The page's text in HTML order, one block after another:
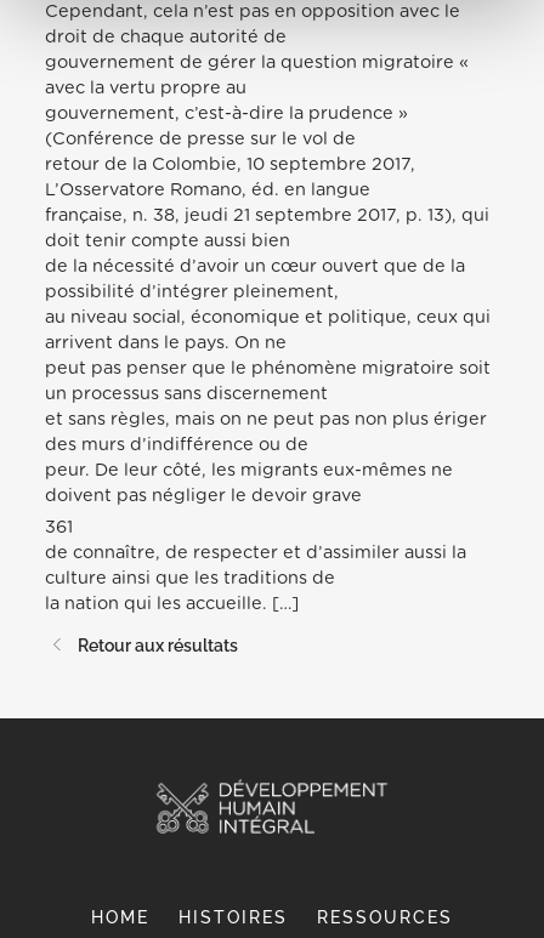
Cependant, cela n’est pas en opposition avec le
droit de chaque autorité de
gouvernement de gérer la question migratoire «
avec la vertu propre au
gouvernement, c’est-à-dire la prudence »
(Conférence de presse sur le vol de
retour de la Colombie, 10 septembre 2017,
L’Osservatore Romano, éd. en langue
française, n. 38, jeudi 21 septembre 2017, p. 13), qui
doit tenir compte aussi bien
de la nécessité d’avoir un cœur ouvert que de la
possibilité d’intégrer pleinement,
au niveau social, économique et politique, ceux qui
arrivent dans le pays. On ne
peut pas penser que le phénomène migratoire soit
un processus sans discernement
et sans règles, mais on ne peut pas non plus ériger
des murs d’indifférence ou de
peur. De leur côté, les migrants eux-mêmes ne
doivent pas négliger le devoir grave
361
de connaître, de respecter et d’assimiler aussi la
culture ainsi que les traditions de
la nation qui les accueille. […]
Retour aux résultats
HOME HISTOIRES RESSOURCES